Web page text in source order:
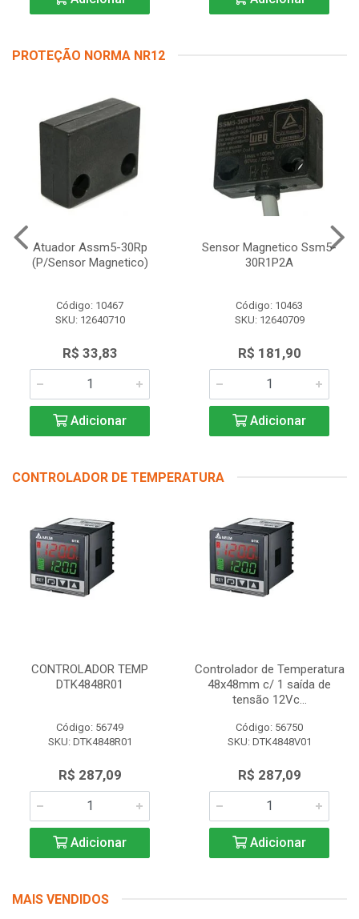
PROTEÇÃO NORMA NR12
Atuador Assm5-30Rp
(P/Sensor Magnetico)
Código: 10467
SKU: 12640710
R$ 33,83
Adicionar
Sensor Magnetico Ssm5-
30R1P2A
Código: 10463
SKU: 12640709
R$ 181,90
Adicionar
CONTROLADOR DE TEMPERATURA
CONTROLADOR TEMP
DTK4848R01
Código: 56749
SKU: DTK4848R01
R$ 287,09
Adicionar
Controlador de Temperatura
48x48mm c/ 1 saída de
tensão 12Vc...
Código: 56750
SKU: DTK4848V01
R$ 287,09
Adicionar
MAIS VENDIDOS